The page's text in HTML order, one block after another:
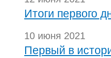
Итоги первого
10 июня 2021
Первый в